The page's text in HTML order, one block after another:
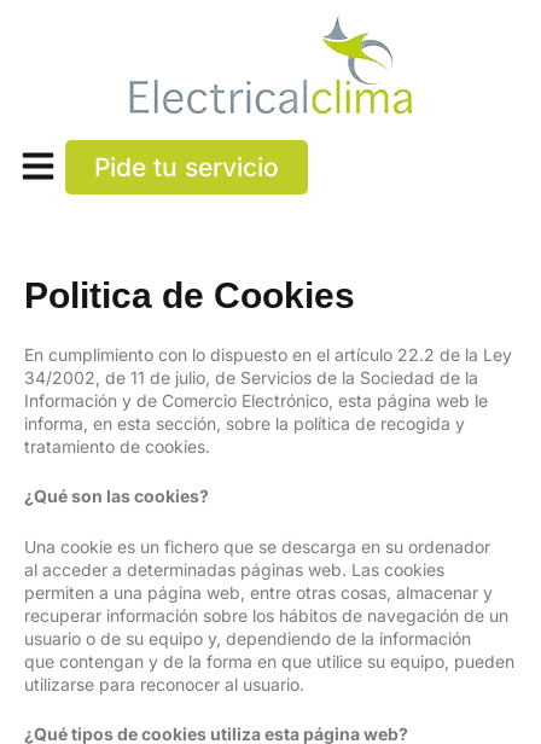
Pide tu servicio
Politica de Cookies
En cumplimiento con lo dispuesto en el artículo 22.2 de la Ley
34/2002, de 11 de julio, de Servicios de la Sociedad de la
Información y de Comercio Electrónico, esta página web le
informa, en esta sección, sobre la política de recogida y
tratamiento de cookies.
¿Qué son las cookies?
Una cookie es un fichero que se descarga en su ordenador
al acceder a determinadas páginas web. Las cookies
permiten a una página web, entre otras cosas, almacenar y
recuperar información sobre los hábitos de navegación de un
usuario o de su equipo y, dependiendo de la información
que contengan y de la forma en que utilice su equipo, pueden
utilizarse para reconocer al usuario.
¿Qué tipos de cookies utiliza esta página web?